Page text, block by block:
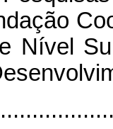
Nível